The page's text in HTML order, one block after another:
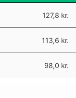
127,8 kr.
113,6 kr.
98,0 kr.